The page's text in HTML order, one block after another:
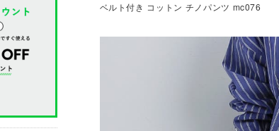
ベルト付き コットン チノパンツ mc076